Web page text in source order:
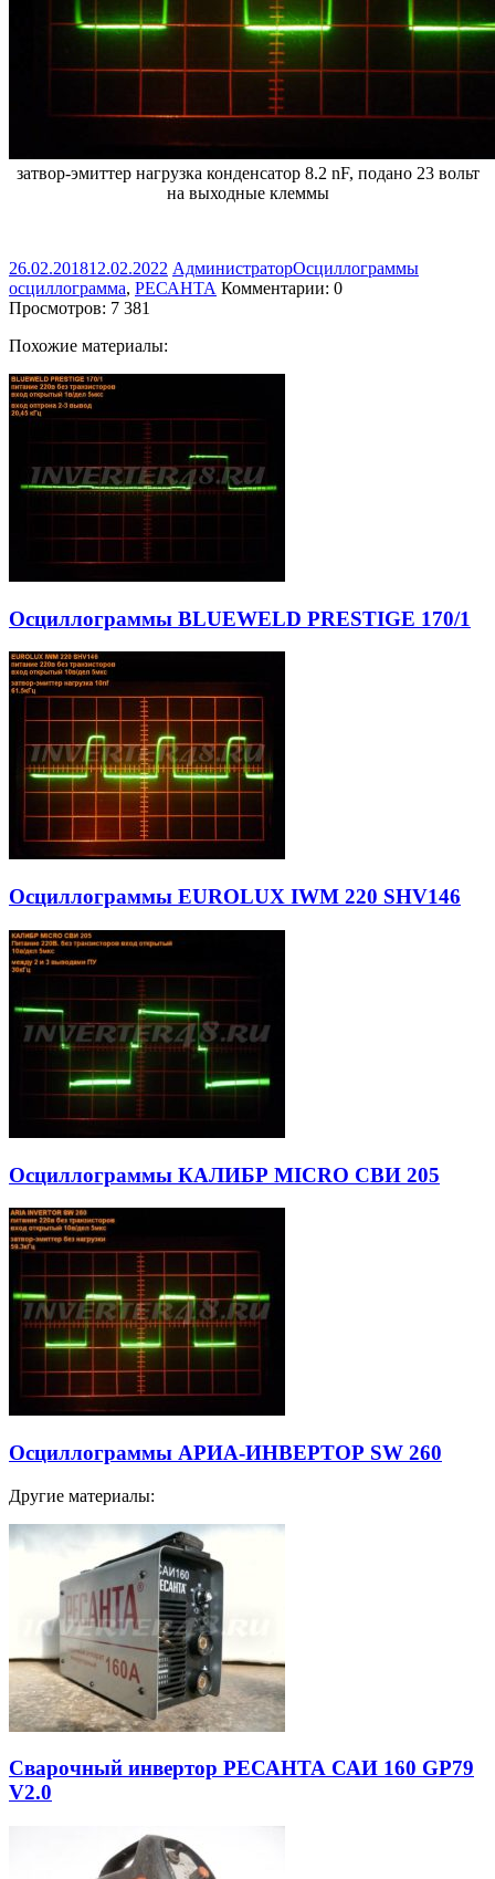
затвор-эмиттер нагрузка конденсатор 8.2 nF, подано 23 вольт
на выходные клеммы
26.02.201812.02.2022 АдминистраторОсциллограммы
осциллограмма, РЕСАНТА Комментарии: 0
Просмотров: 7 381
Похожие материалы:
Осциллограммы BLUEWELD PRESTIGE 170/1
Осциллограммы EUROLUX IWM 220 SHV146
Осциллограммы КАЛИБР MICRO СВИ 205
Осциллограммы АРИА-ИНВЕРТОР SW 260
Другие материалы:
Сварочный инвертор РЕСАНТА САИ 160 GP79
V2.0